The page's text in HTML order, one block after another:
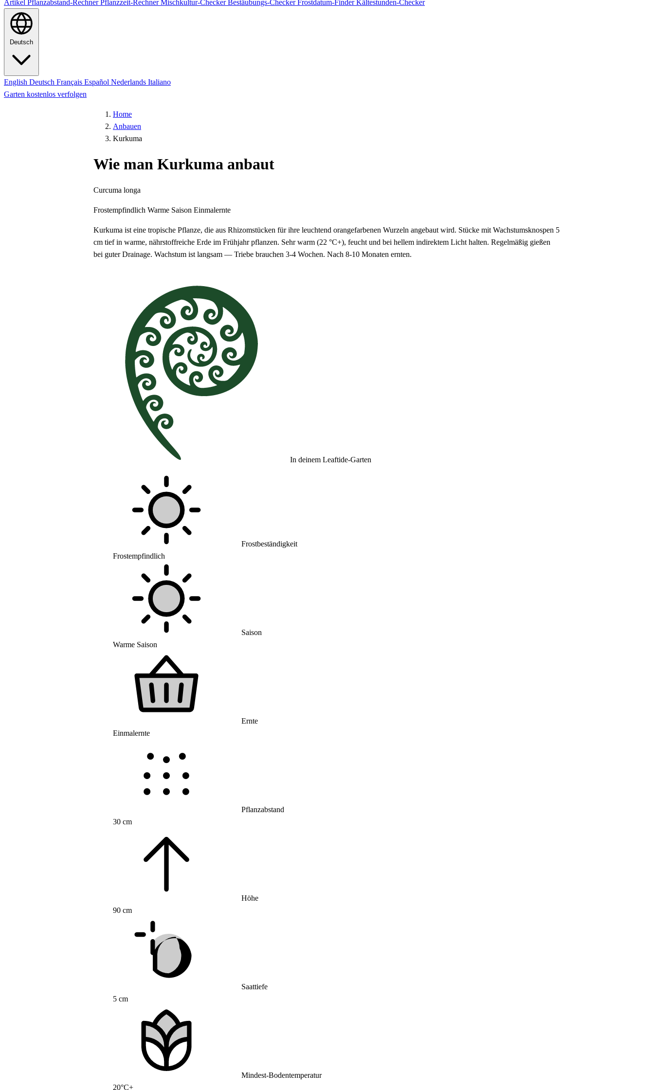
Artikel Pflanzabstand-RechnerPflanzzeit-RechnerMischkultur-CheckerBestäubungs-CheckerFrostdatum-FinderKältestunden-Checker
Deutsch
English Deutsch Français Español Nederlands Italiano
Garten kostenlos verfolgen
Home
Anbauen
Kurkuma
Wie man Kurkuma anbaut
Curcuma longa
Frostempfindlich Warme Saison Einmalernte
Kurkuma ist eine tropische Pflanze, die aus Rhizomstücken für ihre leuchtend orangefarbenen Wurzeln angebaut wird. Stücke mit Wachstumsknospen 5
cm tief in warme, nährstoffreiche Erde im Frühjahr pflanzen. Sehr warm (22 °C+), feucht und bei hellem indirektem Licht halten. Regelmäßig gießen
bei guter Drainage. Wachstum ist langsam — Triebe brauchen 3-4 Wochen. Nach 8-10 Monaten ernten.
In deinem Leaftide-Garten
Frostbeständigkeit
Frostempfindlich
Saison
Warme Saison
Ernte
Einmalernte
Pflanzabstand
30 cm
Höhe
90 cm
Saattiefe
5 cm
Mindest-Bodentemperatur
20°C+